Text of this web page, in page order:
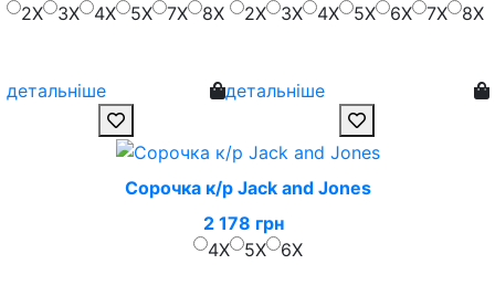
2X
3X 4X 5X 7X 8X
детальніше
2X
3X 4X 5X 6X 7X 8X
детальніше
Сорочка к/р Jack and Jones
2 178 грн
4X
5X 6X